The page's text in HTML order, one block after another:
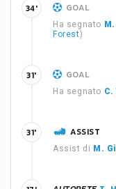
GOAL
Ha segnato
Forest)
34'
GOAL
Ha segnato C.
31'
ASSIST
Assist di M.
31'